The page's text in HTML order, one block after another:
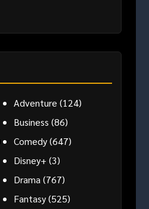
Adventure (124)
Business (86)
Comedy(647)
Disney+ (3)
Drama(767)
Fantasy(525)